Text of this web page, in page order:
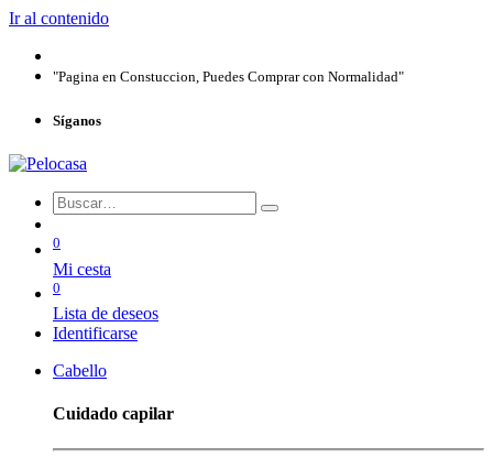
Ir al contenido
"Pagina en Constuccion, Puedes Comprar con Normalidad"
Síganos
0
Mi cesta
0
Lista de deseos
Identificarse
Cabello
Cuidado capilar